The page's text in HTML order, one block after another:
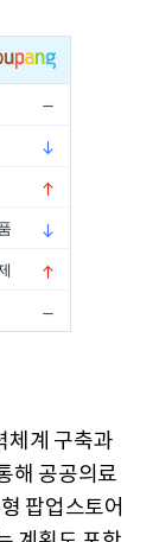
체계 구축과
해 공공의료
팝업스토어